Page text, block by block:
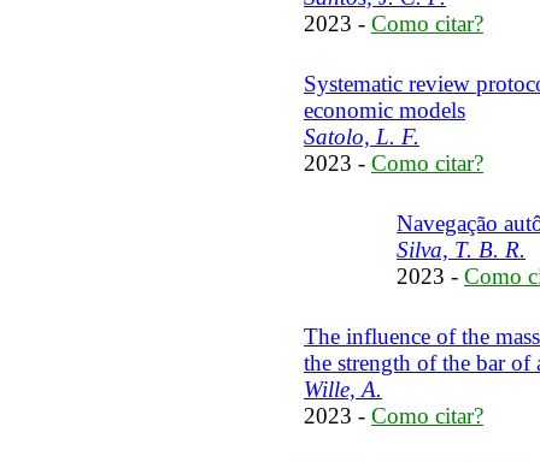
2023 - Como citar?
Systematic review
economic models
Satolo, L. F.
2023 - Como citar?
Navegação
Silva, T. B. R.
2023 - Como
The influence of the
the strength of the bar of
Wille, A.
2023 - Como citar?